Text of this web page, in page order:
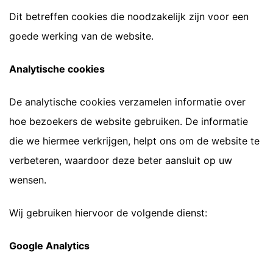
Dit betreffen cookies die noodzakelijk zijn voor een
goede werking van de website.
Analytische cookies
De analytische cookies verzamelen informatie over
hoe bezoekers de website gebruiken. De informatie
die we hiermee verkrijgen, helpt ons om de website te
verbeteren, waardoor deze beter aansluit op uw
wensen.
Wij gebruiken hiervoor de volgende dienst:
Google Analytics